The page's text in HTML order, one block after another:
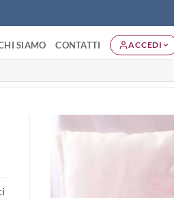
SIAMO CONTATTI
ACCEDI